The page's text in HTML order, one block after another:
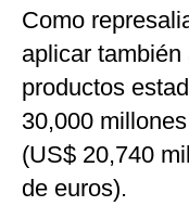
Como
aplicar
productos
30,000
(US$ 20,740
de euros).